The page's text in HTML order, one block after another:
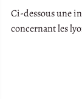
Ci-dessous une
concernant les